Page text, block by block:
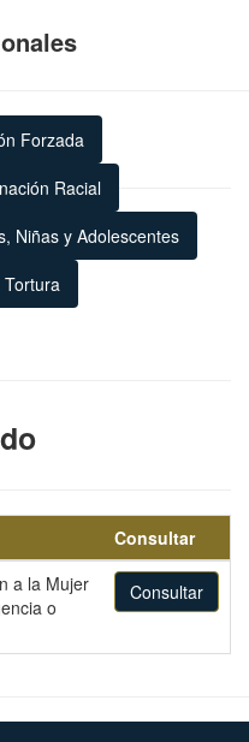
Forzada
Racial
Niñas y Adolescentes
Tortura
Consultar
a la Mujer
o
Consultar